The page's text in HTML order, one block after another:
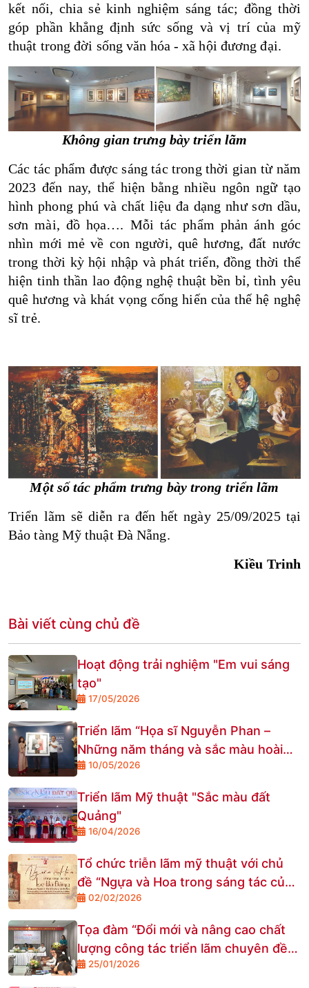
kết nối, chia sẻ kinh nghiệm sáng tác; đồng thời
góp phần khẳng định sức sống và vị trí của mỹ
thuật trong đời sống văn hóa - xã hội đương đại.
Không gian trưng bày triển lãm
Các tác phẩm được sáng tác trong thời gian từ năm
2023 đến nay, thể hiện bằng nhiều ngôn ngữ tạo
hình phong phú và chất liệu đa dạng như sơn dầu,
sơn mài, đồ họa…. Mỗi tác phẩm phản ánh góc
nhìn mới mẻ về con người, quê hương, đất nước
trong thời kỳ hội nhập và phát triển, đồng thời thể
hiện tinh thần lao động nghệ thuật bền bỉ, tình yêu
quê hương và khát vọng cống hiến của thế hệ nghệ
sĩ trẻ.
Một số tác phẩm trưng bày trong triển lãm
Triển lãm sẽ diễn ra đến hết ngày 25/09/2025 tại
Bảo tàng Mỹ thuật Đà Nẵng.
Kiều Trinh
Bài viết cùng chủ đề
Hoạt động trải nghiệm "Em vui sáng
tạo"
17/05/2026
Triển lãm “Họa sĩ Nguyễn Phan –
Những năm tháng và sắc màu hoài
niệm”
10/05/2026
Triển lãm Mỹ thuật "Sắc màu đất
Quảng"
16/04/2026
Tổ chức triễn lãm mỹ thuật với chủ
đề “Ngựa và Hoa trong sáng tác của
Lê Bá Đảng”
02/02/2026
Tọa đàm “Đổi mới và nâng cao chất
lượng công tác triển lãm chuyên đề
tại các bảo tàng mỹ thuật ở Việt
25/01/2026